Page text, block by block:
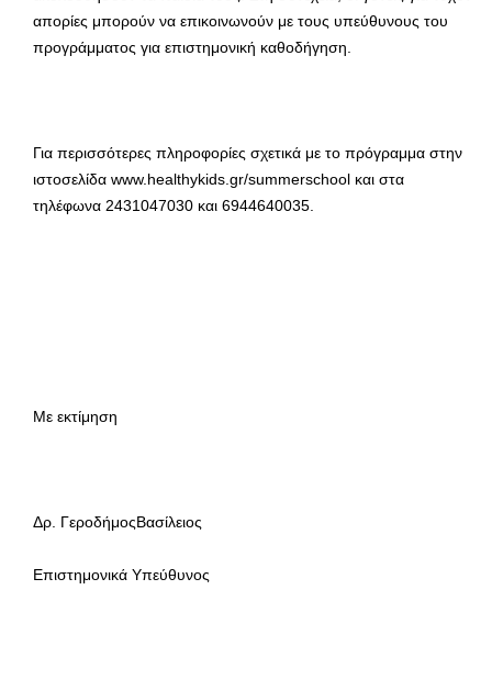
απορίες μπορούν να επικοινωνούν με τους υπεύθυνους του
προγράμματος για επιστημονική καθοδήγηση.
Για περισσότερες πληροφορίες σχετικά με το πρόγραμμα στην
ιστοσελίδα www.healthykids.gr/summerschool και στα
τηλέφωνα 2431047030 και 6944640035.
Με εκτίμηση
Δρ. ΓεροδήμοςΒασίλειoς
Επιστημονικά Υπεύθυνος